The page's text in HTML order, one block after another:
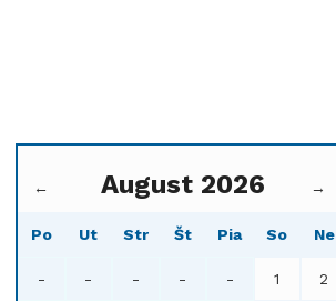
← August 2026 →
Po Ut Str Št Pia So Ne
- - - - - 1 2